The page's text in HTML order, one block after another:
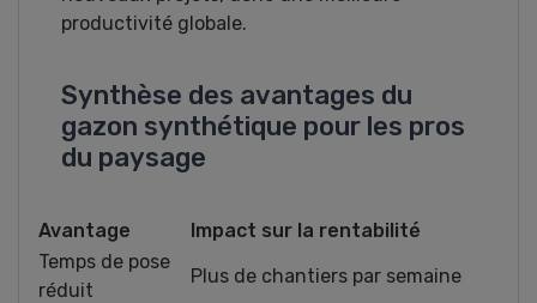
productivité globale.
Synthèse des avantages du
gazon synthétique pour les pros
du paysage
Avantage
Impact sur la rentabilité
Temps de pose
réduit
Plus de chantiers par semaine